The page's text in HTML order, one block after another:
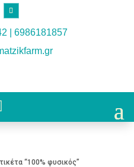
| 6986181857
“100% φυσικός”